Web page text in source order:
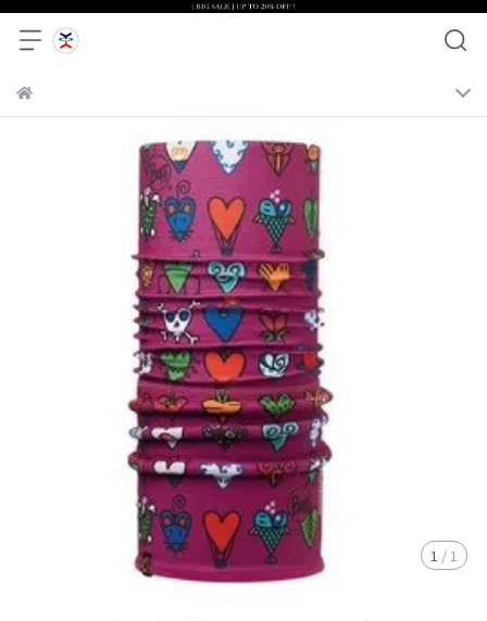
1 /1